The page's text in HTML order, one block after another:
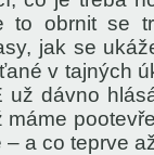
to obrnit se
jak se
v tajných
už dávno
máme
– a co teprve